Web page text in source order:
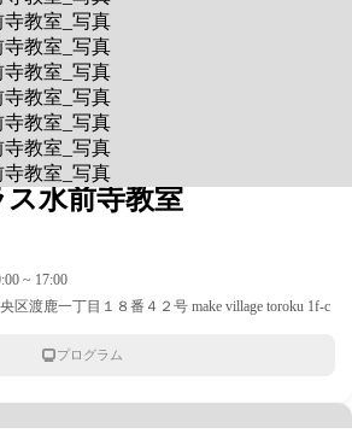
水前寺教室
~ 17:00
区渡鹿一丁目１８番４２号 make village toroku 1f-c
プログラム